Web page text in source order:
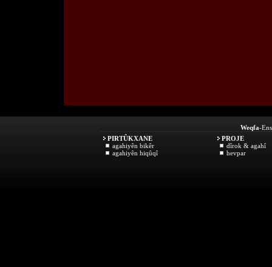
Weqfa-
PIRTÛKXANE
agahiyên bikêr
agahiyên hiqûqî
PROJE
dîrok & agahî
hevpar